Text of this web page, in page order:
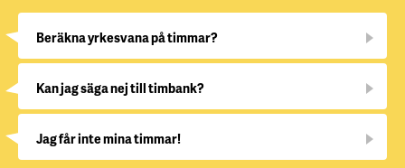
Beräkna yrkesvana på timmar?
Kan jag säga nej till timbank?
Jag får inte mina timmar!